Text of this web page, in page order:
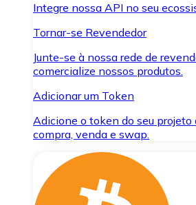
Integre nossa API no seu
Tornar-se Revendedor
Junte-se à nossa rede de
comercialize nossos produtos.
Adicionar um Token
Adicione o token do seu projeto
compra, venda e swap.